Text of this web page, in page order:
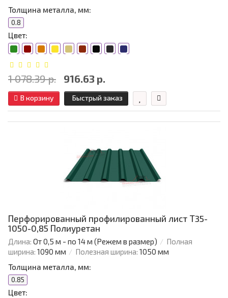
Толщина металла, мм:
0.8
Цвет:
1 078.39 р. 916.63 р.
В корзину Быстрый заказ
Перфорированный профилированный лист Т35-
1050-0,85 Полиуретан
Длина: От 0,5 м - по 14 м (Режем в размер)
Полная
ширина: 1090 мм Полезная ширина: 1050 мм
Толщина металла, мм:
0.85
Цвет: